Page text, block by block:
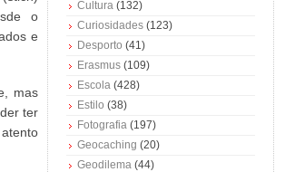
o
e
mas
ter
Cultura (132)
Curiosidades (123)
Desporto (41)
Erasmus (109)
Escola (428)
Estilo (38)
Fotografia (197)
Geocaching (20)
Geodilema (44)